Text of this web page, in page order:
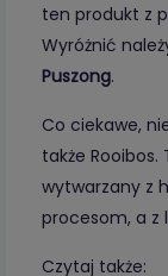
ten produkt z
Wyróżnić
Puszong.
Co ciekawe,
także Rooibos.
wytwarzany z
procesom, a z
Czytaj także: